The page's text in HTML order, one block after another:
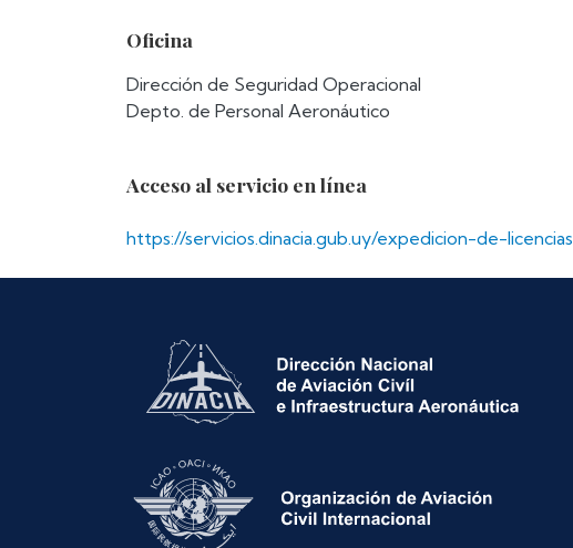
Oficina
Dirección de Seguridad Operacional
Depto. de Personal Aeronáutico
Acceso al servicio en línea
https://servicios.dinacia.gub.uy/expedicion-de-licencias